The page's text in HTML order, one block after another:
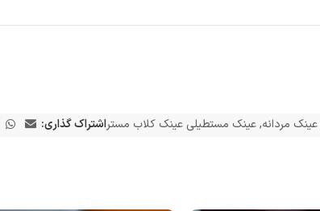
عینک مردانه,عینک مستطیلی عینک کلاب مستراشتراک گذاری: